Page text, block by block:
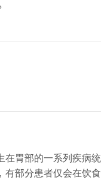
在胃部的一系列疾病
有部分患者仅会在饮